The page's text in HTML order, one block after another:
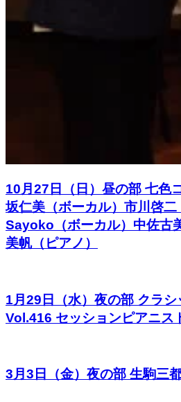
10月27日（日）昼の部 七色
坂仁美（ボーカル）市川啓二
Sayoko（ボーカル）中佐古
美帆（ピアノ）
1月29日（水）夜の部 クラシ
Vol.416 セッションピアニス
3月3日（金）夜の部 生駒三都